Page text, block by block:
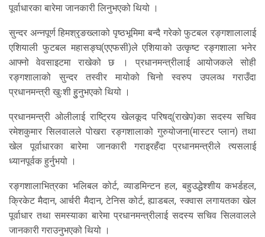
पूर्वाधारका बारेमा जानकारी लिनुभएको थियो ।
सुन्दर अन्नपूर्ण हिमश्रृङख्लाको पृष्ठभूमिमा बन्दै गरेको फुटबल रङ्गशालालाई
एशियाली फुटबल महासङ्घ(एएफसी)ले एशियाको उत्कृष्ट रङ्गशाला भनेर
आफ्नो वेवसाइटमा राखेको छ । प्रधानमन्त्रीलाई आयोजकले सोही
रङ्गशालाको सुन्दर तस्वीर मायोको चिनो स्वरुप उपलव्ध गराउँदा
प्रधानमन्त्री खुःशी हुुनुभएको थियो ।
प्रधानमन्त्री ओलीलाई राष्ट्रिय खेलकूद परिषद्(राखेप)का सदस्य सचिव
रमेशकुमार सिलवालले पोखरा रङ्गशालाको गुरुयोजना(मास्टर प्लान) तथा
खेल पूर्वाधारका बारेमा जानकारी गराइरहँदा प्रधानमन्त्रीले त्यसलाई
ध्यानपूर्वक हुर्नुभयो ।
रङ्गशालाभित्रका भलिबल कोर्ट, व्याडमिन्टन हल, बहुउद्धेश्शीय कभर्डहल,
क्रिकेट मैदान, आर्चरी मैदान, टेनिस कोर्ट, ह्याडबल, स्क्वास लगायतका खेल
पूर्वाधार तथा समस्याका बारेमा प्रधानमन्त्रीलाई सदस्य सचिव सिलवालले
जानकारी गराउनुभएको थियो ।